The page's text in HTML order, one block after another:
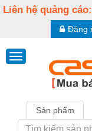
Liên hệ quảng cáo:
Đăng
Sản phẩm